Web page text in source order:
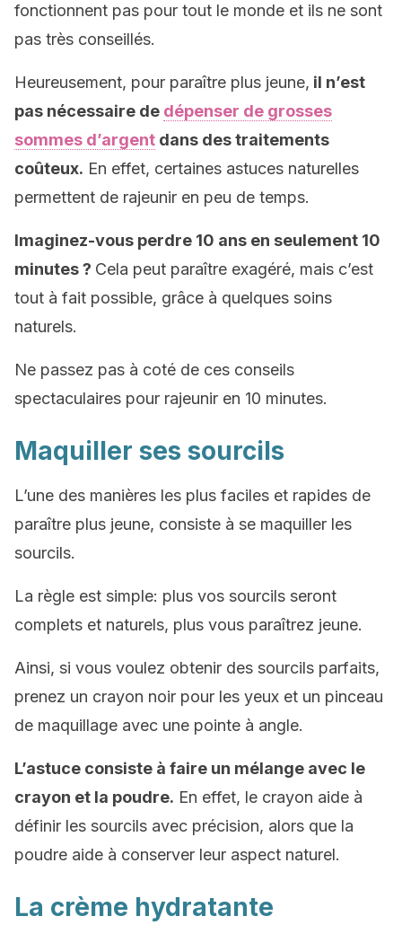
fonctionnent pas pour tout le monde et ils ne sont
pas très conseillés.
Heureusement, pour paraître plus jeune, il n’est
pas nécessaire de dépenser de grosses
sommes d’argent dans des traitements
coûteux. En effet, certaines astuces naturelles
permettent de rajeunir en peu de temps.
Imaginez-vous perdre 10 ans en seulement 10
minutes ? Cela peut paraître exagéré, mais c’est
tout à fait possible, grâce à quelques soins
naturels.
Ne passez pas à coté de ces conseils
spectaculaires pour rajeunir en 10 minutes.
Maquiller ses sourcils
L’une des manières les plus faciles et rapides de
paraître plus jeune, consiste à se maquiller les
sourcils.
La règle est simple: plus vos sourcils seront
complets et naturels, plus vous paraîtrez jeune.
Ainsi, si vous voulez obtenir des sourcils parfaits,
prenez un crayon noir pour les yeux et un pinceau
de maquillage avec une pointe à angle.
L’astuce consiste à faire un mélange avec le
crayon et la poudre. En effet, le crayon aide à
définir les sourcils avec précision, alors que la
poudre aide à conserver leur aspect naturel.
La crème hydratante